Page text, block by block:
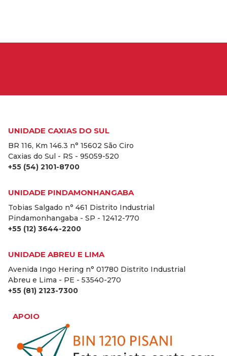
UNIDADE CAXIAS DO SUL
BR 116, Km 146.3 n° 15602 São Ciro
Caxias do Sul - RS - 95059-520
+55 (54) 2101-8700
UNIDADE PINDAMONHANGABA
Tobias Salgado n° 461 Distrito Industrial
Pindamonhangaba - SP - 12412-770
+55 (12) 3644-2200
UNIDADE ABREU E LIMA
Avenida Ingo Hering n° 01780 Distrito Industrial
Abreu e Lima - PE - 53540-270
+55 (81) 2123-7300
APOIO